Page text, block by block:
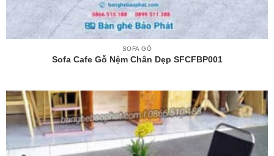
SOFA GỖ
Sofa Cafe Gỗ Nệm Chân Dẹp SFCFBP001